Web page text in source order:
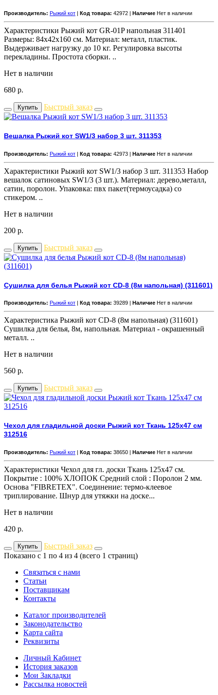
Производитель: Рыжий кот | Код товара: 42972 | Наличие Нет в наличии
Характеристики Рыжий кот GR-01P напольная 311401
Размеры: 84х42х160 см. Материал: металл, пластик.
Выдерживает нагрузку до 10 кг. Регулировка высоты
перекладины. Простота сборки. ..
Нет в наличии
680 р.
Купить Быстрый заказ
Вешалка Рыжий кот SW1/3 набор 3 шт. 311353
Производитель: Рыжий кот | Код товара: 42973 | Наличие Нет в наличии
Характеристики Рыжий кот SW1/3 набор 3 шт. 311353 Набор
вешалок сатиновых SW1/3 (3 шт.). Материал: дерево,металл,
сатин, поролон. Упаковка: пвх пакет(термоусадка) со
стикером. ..
Нет в наличии
200 р.
Купить Быстрый заказ
Сушилка для белья Рыжий кот CD-8 (8м напольная) (311601)
Производитель: Рыжий кот | Код товара: 39289 | Наличие Нет в наличии
Характеристика Рыжий кот CD-8 (8м напольная) (311601)
Сушилка для белья, 8м, напольная. Материал - окрашенный
металл. ..
Нет в наличии
560 р.
Купить Быстрый заказ
Чехол для гладильной доски Рыжий кот Ткань 125х47 см
312516
Производитель: Рыжий кот | Код товара: 38650 | Наличие Нет в наличии
Характеристики Чехол для гл. доски Ткань 125х47 см.
Покрытие : 100% ХЛОПОК Средний слой : Поролон 2 мм.
Основа "FIBRETEX". Соединение: термо-клеевое
триплирование. Шнур для утяжки на доске...
Нет в наличии
420 р.
Купить
Быстрый заказ
Показано с 1 по 4 из 4 (всего 1 страниц)
Связаться с нами
Статьи
Поставщикам
Контакты
Каталог производителей
Законодательство
Карта сайта
Реквизиты
Личный Кабинет
История заказов
Мои Закладки
Рассылка новостей